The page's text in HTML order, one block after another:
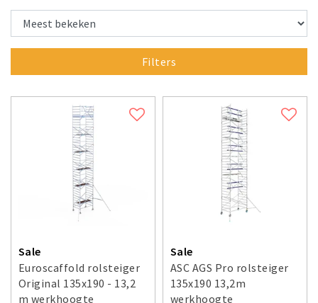
Filters
Sale
Euroscaffold rolsteiger
Original 135x190 - 13,2
m werkhoogte
Sale
ASC AGS Pro rolsteiger
135x190 13,2m
werkhoogte